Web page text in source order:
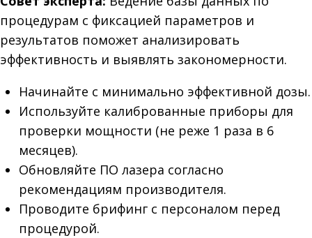
процедурам с фиксацией параметров и
результатов поможет анализировать
эффективность и выявлять закономерности.
Начинайте с минимально эффективной дозы.
Используйте калиброванные приборы для
проверки мощности (не реже 1 раза в 6
месяцев).
Обновляйте ПО лазера согласно
рекомендациям производителя.
Проводите брифинг с персоналом перед
процедурой.